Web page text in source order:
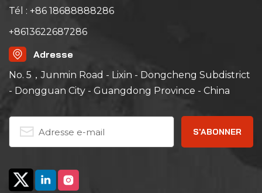
Tél : +86 18688888286
+8613622687286
Adresse
No. 5，Junmin Road - Lixin - Dongcheng Subdistrict
- Dongguan City - Guangdong Province - China